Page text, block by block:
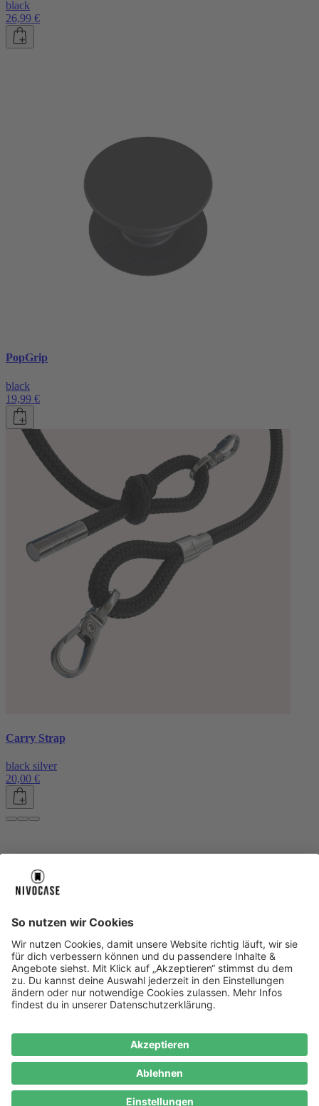
black
26,99 €
PopGrip
black
19,99 €
Carry Strap
black silver
20,00 €
About NIVOCASE
Geschäftskunden
Zahlungsarten Versandinfos Alle Hilfe-Themen
Zufriedenheitsgarantie
Service
Service
AGB VERTRAG WIDERRUFEN Datenschutz
Ombudsmann
Barrierefreiheit Lieferantenkodex Bestell-Prozess
Samsung Handyhüllen
Handyhüllen Handyketten
Cookie Consent
* Preisangaben inkl. Mwst. und zzgl.Versandkosten